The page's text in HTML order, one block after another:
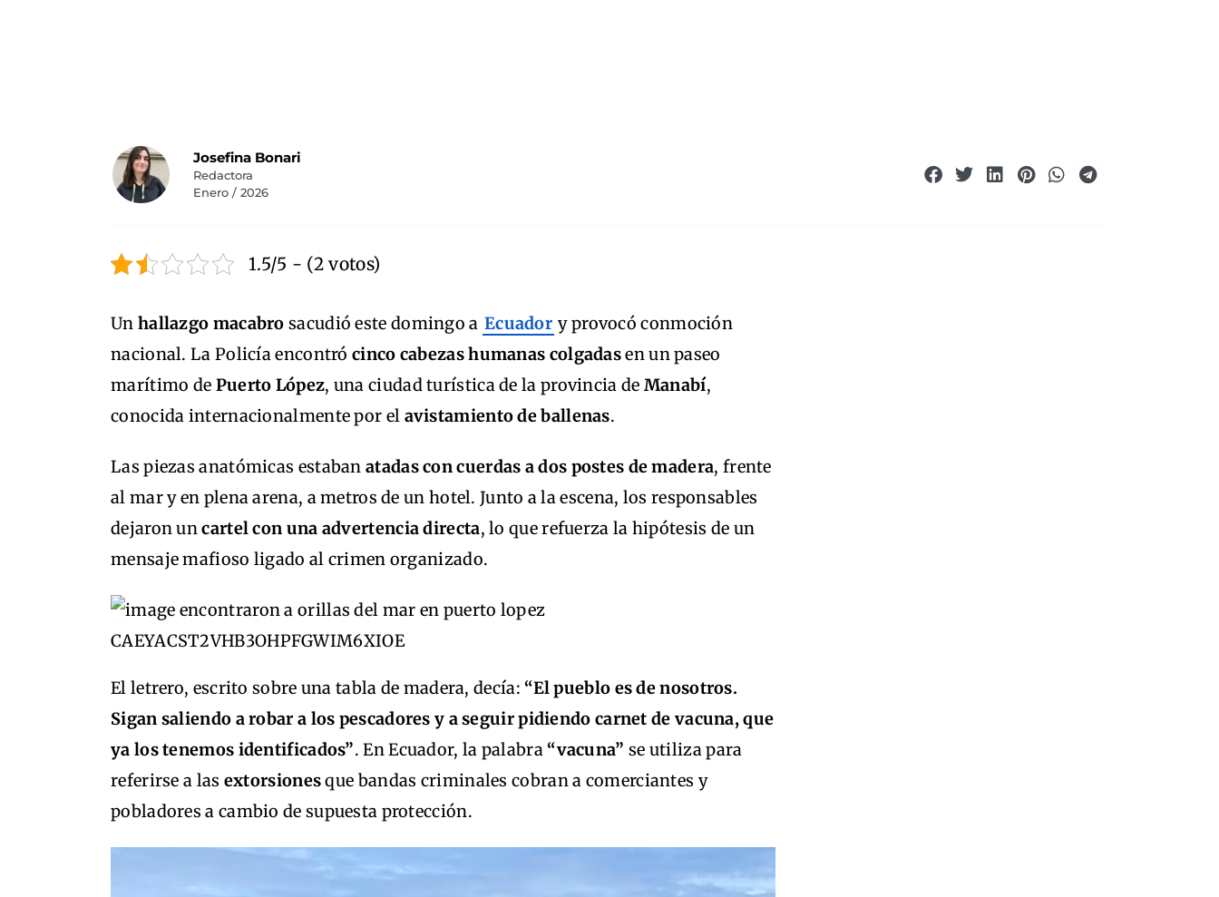
Josefina Bonari
Redactora
Enero / 2026
1.5/5 - (2 votos)
Un hallazgo macabro sacudió este domingo a Ecuador y provocó conmoción
nacional. La Policía encontrócinco cabezas humanas colgadasen un paseo
marítimo de Puerto López, una ciudad turística de la provincia de Manabí,
conocida internacionalmente por el avistamiento de ballenas.
Las piezas anatómicas estaban atadas con cuerdas a dos postes de madera, frente
al mar y en plena arena, a metros de un hotel. Junto a la escena, los responsables
dejaron uncartel con una advertencia directa, lo que refuerza la hipótesis de un
mensaje mafioso ligado al crimen organizado.
El letrero, escrito sobre una tabla de madera, decía: “El pueblo es de nosotros.
Sigan saliendo a robar a los pescadores y a seguir pidiendo carnet de vacuna, que
ya los tenemos identificados”. En Ecuador, la palabra “vacuna” se utiliza para
referirse a las extorsionesque bandas criminales cobran a comerciantes y
pobladores a cambio de supuesta protección.